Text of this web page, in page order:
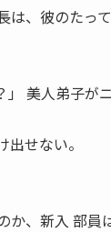
は、彼のたっ
」 美人弟子が
せない。
か、新入 部員